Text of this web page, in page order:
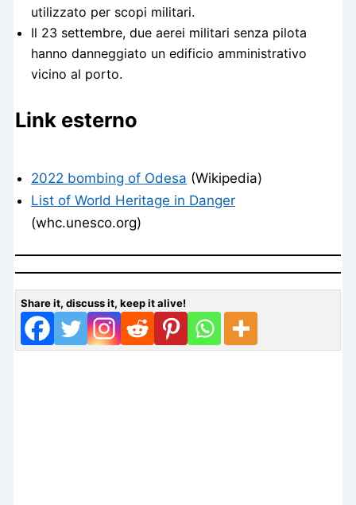
utilizzato per scopi militari.
Il 23 settembre, due aerei militari senza pilota
hanno danneggiato un edificio amministrativo
vicino al porto.
Link esterno
2022 bombing of Odesa (Wikipedia)
List of World Heritage in Danger
(whc.unesco.org)
Share it, discuss it, keep it alive!